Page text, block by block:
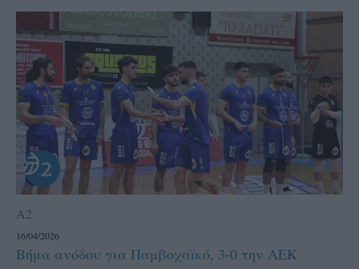
A2
16/04/2026
Βήμα ανόδου για Παμβοχαϊκό, 3-0 την ΑΕΚ